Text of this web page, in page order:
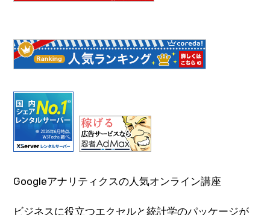
Googleアナリティクスの人気オンライン講座
ビジネスに役立つエクセルと統計学のパッケージが